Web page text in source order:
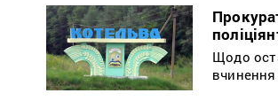
Щодо
вчинення